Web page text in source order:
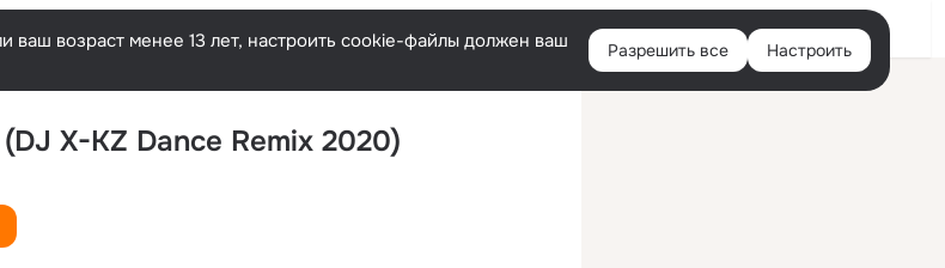
Войти
возраст менее 13 лет, настроить cookie-файлы должен ваш
Разрешить все Настроить
X-KZ Dance Remix 2020)